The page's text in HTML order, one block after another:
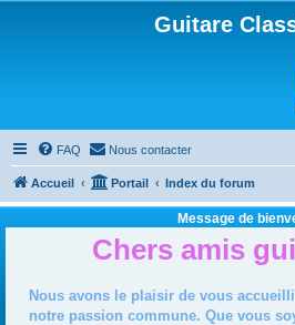
Guitare
FAQ Nous contacter
Accueil Portail Index du forum
Message de
Chers amis
Nous avons le plaisir de vous
notre passion commune. Que vous